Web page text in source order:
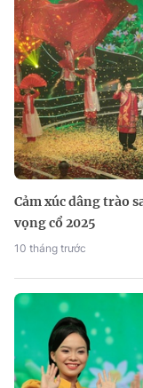
Cảm xúc dâng trào
vọng cổ 2025
10 tháng trước